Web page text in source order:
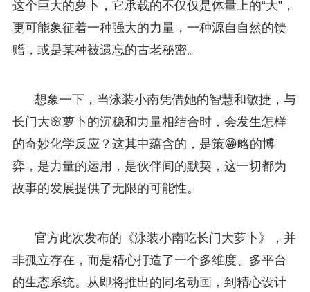
这个巨大的萝卜，它承载的不仅仅是体量上的“大”，
更可能象征着一种强大的力量，一种源自自然的馈
赠，或是某种被遗忘的古老秘密。
想象一下，当泳装小南凭借她的智慧和敏捷，与
长门大🌸萝卜的沉稳和力量相结合时，会发生怎样
的奇妙化学反应？这其中蕴含的，是策😁略的博
弈，是力量的运用，是伙伴间的默契，这一切都为
故事的发展提供了无限的可能性。
官方此次发布的《泳装小南吃长门大萝卜》，并
非孤立存在，而是精心打造了一个多维度、多平台
的生态系统。从即将推出的同名动画，到精心设计